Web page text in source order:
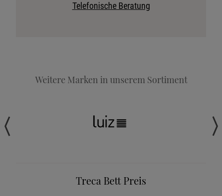
Telefonische Beratung
Weitere Marken in unserem Sortiment
Treca Bett Preis